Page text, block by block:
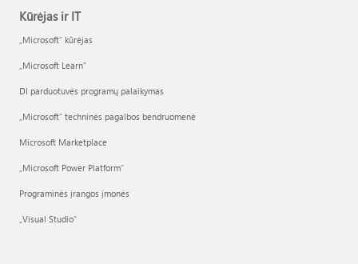
Kūrėjas ir IT
„Microsoft“ kūrėjas
„Microsoft Learn“
DI parduotuvės programų palaikymas
„Microsoft“ techninės pagalbos bendruomenė
Microsoft Marketplace
„Microsoft Power Platform“
Programinės įrangos įmonės
„Visual Studio“